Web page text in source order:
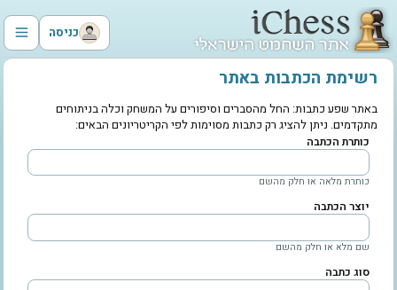
כניסה
רשימת הכתבות באתר
באתר שפע כתבות: החל מהסברים וסיפורים על המשחק וכלה בניתוחים
מתקדמים. ניתן להציג רק כתבות מסוימות לפי הקריטריונים הבאים:
כותרת הכתבה
כותרת מלאה או חלק מהשם
יוצר הכתבה
שם מלא או חלק מהשם
סוג כתבה